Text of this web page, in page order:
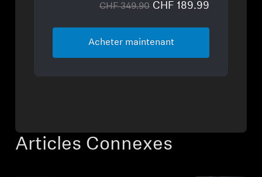
Articles Connexes
CHF 349.90 CHF 189.99
Acheter maintenant